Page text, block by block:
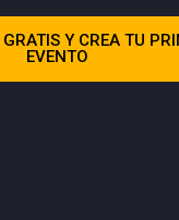
GRATIS Y CREA TU
EVENTO